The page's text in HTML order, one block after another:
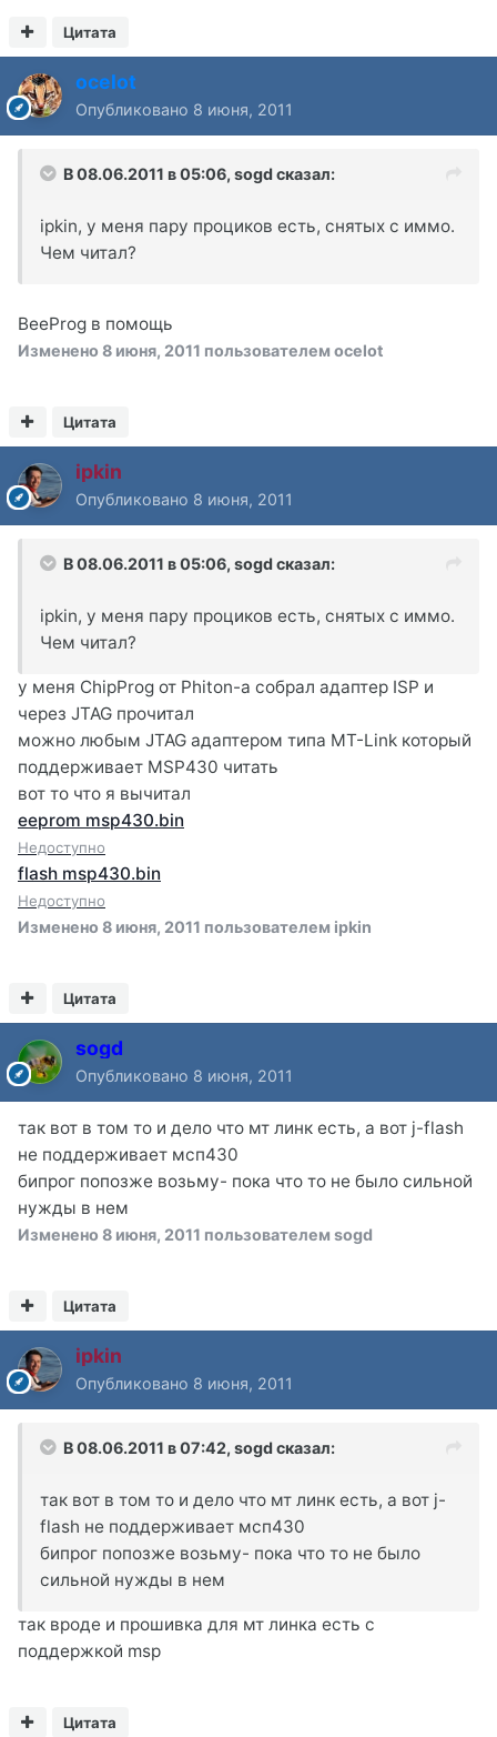
Цитата
ocelot
Опубликовано 8 июня, 2011
В 08.06.2011 в 05:06, sogd сказал:
ipkin, у меня пару проциков есть, снятых с иммо.
Чем читал?
BeeProg в помощь
Изменено 8 июня, 2011 пользователем ocelot
Цитата
ipkin
Опубликовано 8 июня, 2011
В 08.06.2011 в 05:06, sogd сказал:
ipkin, у меня пару проциков есть, снятых с иммо.
Чем читал?
у меня ChipProg от Phiton-a собрал адаптер ISP и
через JTAG прочитал
можно любым JTAG адаптером типа MT-Link который
поддерживает MSP430 читать
вот то что я вычитал
eeprom msp430.bin
Недоступно
flash msp430.bin
Недоступно
Изменено 8 июня, 2011 пользователем ipkin
Цитата
sogd
Опубликовано 8 июня, 2011
так вот в том то и дело что мт линк есть, а вот j-flash
не поддерживает мсп430
бипрог попозже возьму- пока что то не было сильной
нужды в нем
Изменено 8 июня, 2011 пользователем sogd
Цитата
ipkin
Опубликовано 8 июня, 2011
В 08.06.2011 в 07:42, sogd сказал:
так вот в том то и дело что мт линк есть, а вот j-
flash не поддерживает мсп430
бипрог попозже возьму- пока что то не было
сильной нужды в нем
так вроде и прошивка для мт линка есть с
поддержкой msp
Цитата